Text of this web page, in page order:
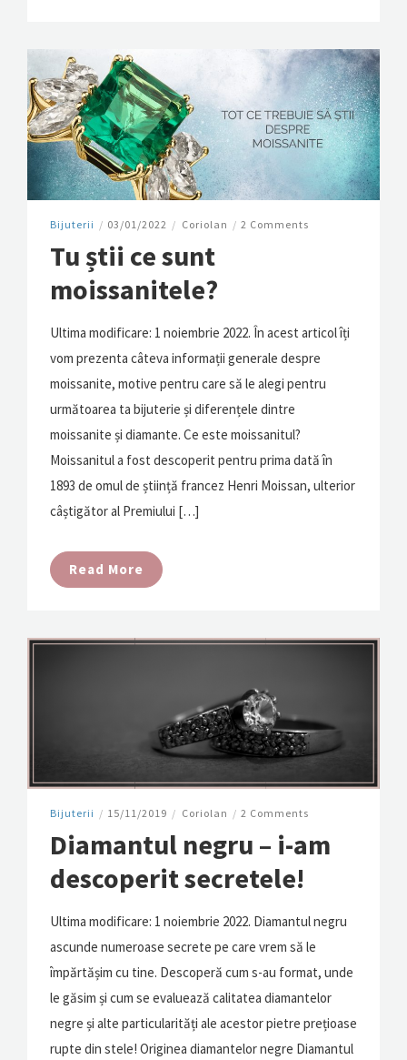
Bijuterii / 03/01/2022 / Coriolan / 2 Comments
Tu știi ce sunt
moissanitele?
Ultima modificare: 1 noiembrie 2022. În acest articol îți
vom prezenta câteva informații generale despre
moissanite, motive pentru care să le alegi pentru
următoarea ta bijuterie și diferențele dintre
moissanite și diamante. Ce este moissanitul?
Moissanitul a fost descoperit pentru prima dată în
1893 de omul de știință francez Henri Moissan, ulterior
câștigător al Premiului […]
Read More
Bijuterii / 15/11/2019 / Coriolan / 2 Comments
Diamantul negru – i-am
descoperit secretele!
Ultima modificare: 1 noiembrie 2022. Diamantul negru
ascunde numeroase secrete pe care vrem să le
împărtășim cu tine. Descoperă cum s-au format, unde
le găsim și cum se evaluează calitatea diamantelor
negre și alte particularități ale acestor pietre prețioase
rupte din stele! Originea diamantelor negre Diamantul